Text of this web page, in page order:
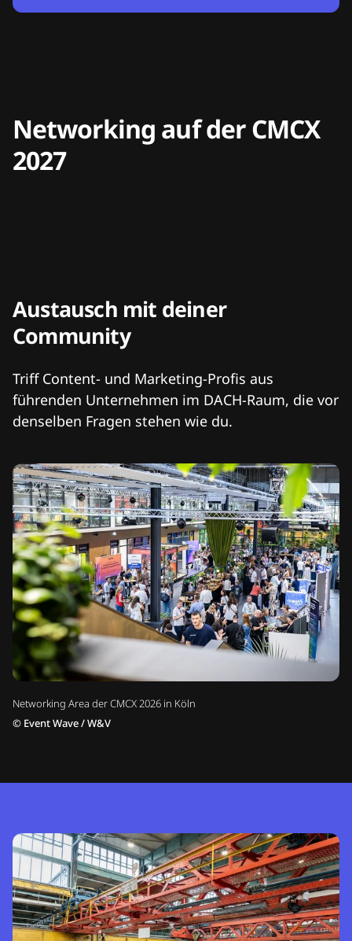
Networking auf der CMCX
2027
Networking Area der CMCX 2026 in Köln
© Event Wave / W&V
Austausch mit deiner
Community
Triff Content- und Marketing-Profis aus
führenden Unternehmen im DACH-Raum, die vor
denselben Fragen stehen wie du.